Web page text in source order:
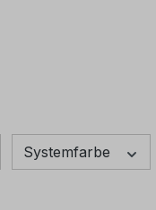
Systemfarbe